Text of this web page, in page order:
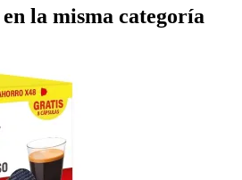
la misma categoría